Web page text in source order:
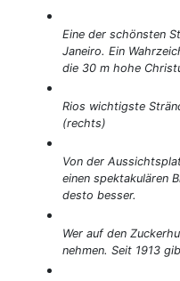
Eine der schönsten
Janeiro. Ein
die 30 m hohe
Rios wichtigste
(rechts)
Von der
einen spektakulären
desto besser.
Wer auf den
nehmen. Seit 1913